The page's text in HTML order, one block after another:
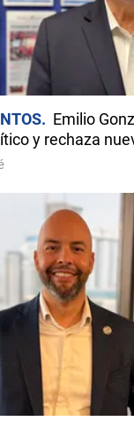
Emilio
y rechaza